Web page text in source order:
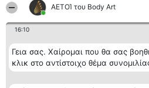
ΑΕΤΟΊ του Body Art
16:10
Γεια σας. Χαίρομαι που θα σας
κλικ στο αντίστοιχο θέμα
10
Διοργανωτής της
κατάταξης
BEAUTIFUL COMPANY
Κατάταξη
Διακριθέντες
Λίστα όλων